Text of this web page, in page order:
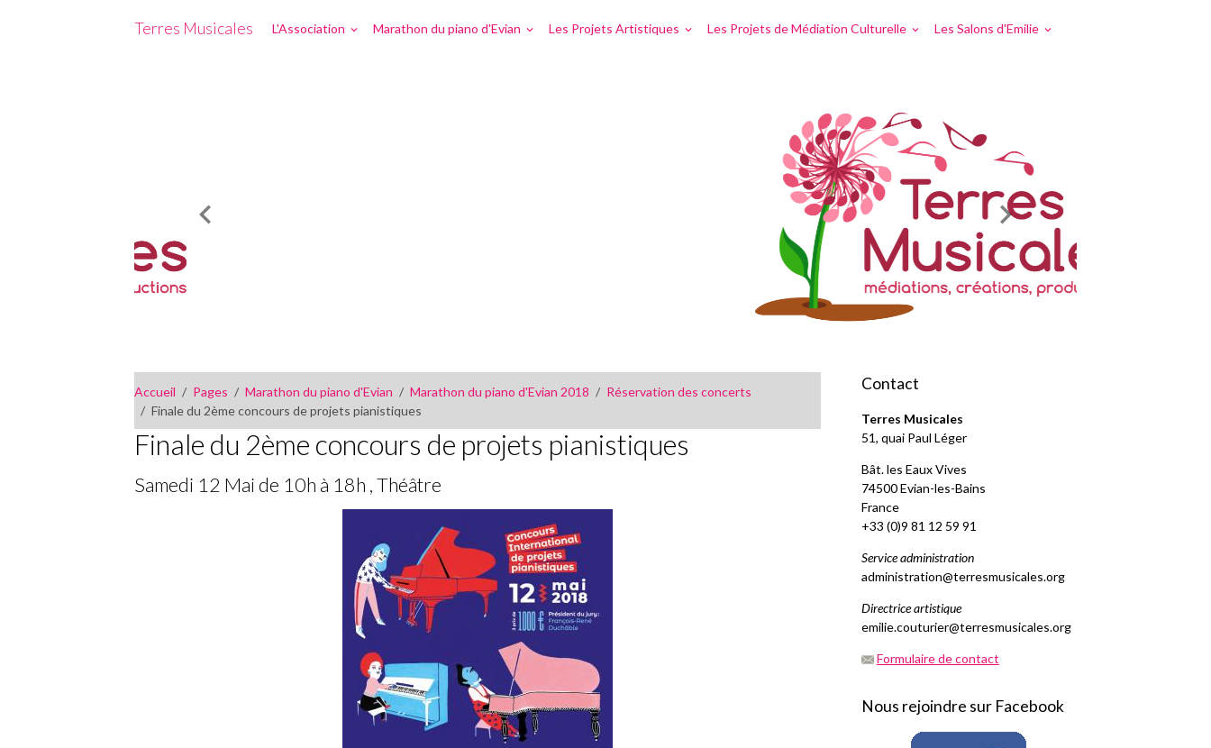
Terres Musicales L'Association Marathon du piano d'Evian Les Projets Artistiques Les Projets de Médiation Culturelle Les Salons d'Emilie
Accueil Pages Marathon du piano d'Evian Marathon du piano d'Evian 2018
Réservation des concerts
Finale du 2ème concours de projets pianistiques
Finale du 2ème concours de projets pianistiques
Samedi 12 Mai de 10h à 18h , Théâtre
Contact
Terres Musicales
51, quai Paul Léger
Bât. les Eaux Vives
74500 Evian-les-Bains
France
+33 (0)9 81 12 59 91
Service administration
administration@terresmusicales.org
Directrice artistique
emilie.couturier@terresmusicales.org
Formulaire de contact
Nous rejoindre sur Facebook